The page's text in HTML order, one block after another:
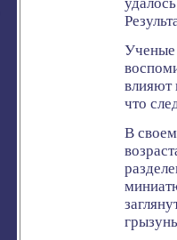
Ученые
влияют
что
В